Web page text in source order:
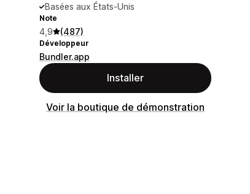
Basées aux États-Unis
Note
4,9 (487)
Développeur
Bundler.app
Installer
Voir la boutique de démonstration